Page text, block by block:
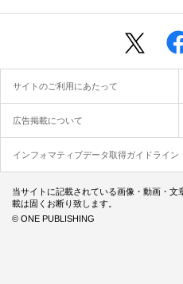
サイトのご利用にあたって
広告掲載について
インフォマティブデータ取得ガイドライン
当サイトに記載されている画像・動画・文
載は固くお断り致します。
© ONE PUBLISHING